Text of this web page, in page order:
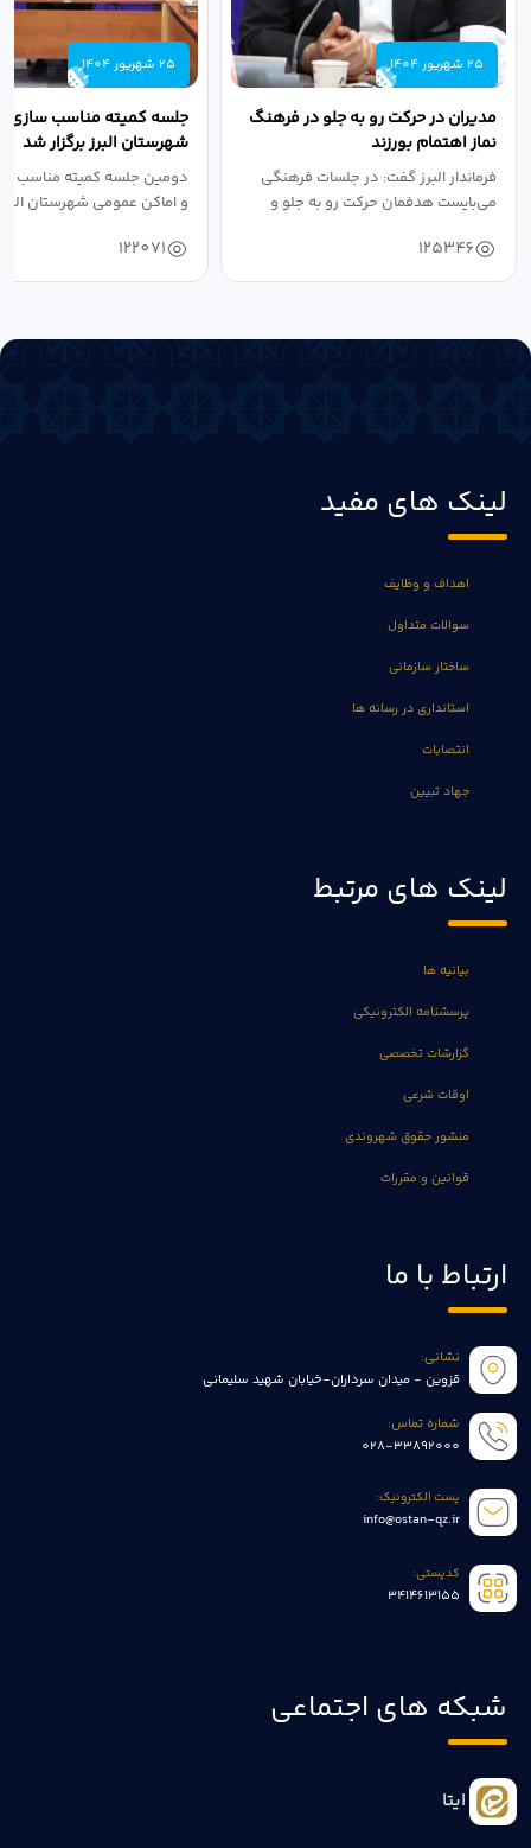
25 شهریور 1404
مدیران در حرکت رو به جلو در فرهنگ
نماز اهتمام بورزند
فرماندار البرز گفت: در جلسات فرهنگی
می‌بایست هدفمان حرکت رو به جلو و
125346
25 شهریور 1404
جلسه کمیته مناسب سازی
شهرستان البرز برگزار شد
دومین جلسه کمیته مناسب
و اماکن عمومی شهرستان
122071
لینک های مفید
اهداف و وظایف
سوالات متداول
ساختار سازمانی
استانداری در رسانه ها
انتصابات
جهاد تبیین
لینک های مرتبط
بیانیه ها
پرسشنامه الکترونیکی
گزارشات تخصصی
اوقات شرعی
منشور حقوق شهروندی
قوانین و مقررات
ارتباط با ما
نشانی:
قزوین - میدان سرداران-خیابان شهید سلیمانی
شماره تماس:
028-33892000
پست الکترونیک:
info@ostan-qz.ir
کدپستی:
3414613155
شبکه های اجتماعی
ایتا